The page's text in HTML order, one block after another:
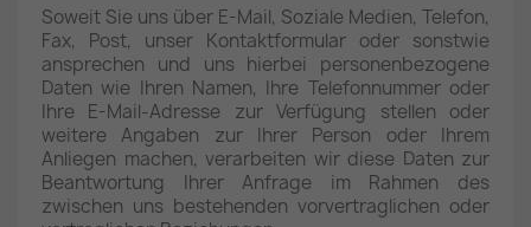
Soweit Sie uns über E-Mail, Soziale Medien, Telefon,
Fax, Post, unser Kontaktformular oder sonstwie
ansprechen und uns hierbei personenbezogene
Daten wie Ihren Namen, Ihre Telefonnummer oder
Ihre E-Mail-Adresse zur Verfügung stellen oder
weitere Angaben zur Ihrer Person oder Ihrem
Anliegen machen, verarbeiten wir diese Daten zur
Beantwortung Ihrer Anfrage im Rahmen des
zwischen uns bestehenden vorvertraglichen oder